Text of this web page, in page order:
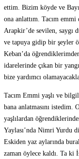
ettim. Bizim köyde ve
ona anlattım. Tacım emmi
Arapkir’de sevilen, saygı
ve tapuya gidip bir şeyler
Keban’da
idarelerinde çıkan bir
bize yardımcı
Tacım Emmi yaşlı ve
bana anlatmasını
yaşlılardan
Yaylası’nda Nimri Yurdu
Eskiden yaz aylarında
zaman öylece kaldı. Ta ki